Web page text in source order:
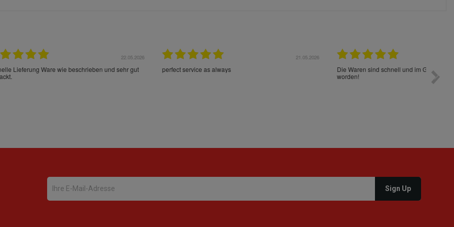
22.05.2026
und sehr gut
21.05.2026
perfect service as always
15.05.2026
Die Waren sind schnell und im Guten Zustand geliefert